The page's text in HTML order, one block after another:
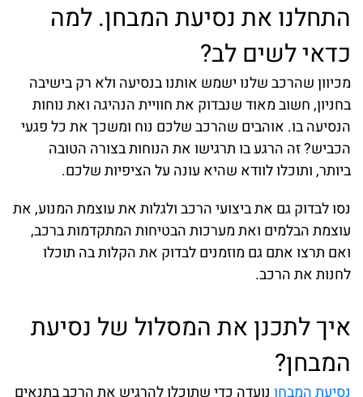
התחלנו את נסיעת המבחן. למה
כדאי לשים לב?
מכיוון שהרכב שלנו ישמש אותנו בנסיעה ולא רק בישיבה
בחניון, חשוב מאוד שנבדוק את חוויית הנהיגה ואת נוחות
הנסיעה בו. אוהבים שהרכב שלכם נוח ומשכך את כל פגעי
הכביש? זה הרגע בו תרגישו את הנוחות בצורה הטובה
ביותר, ותוכלו לוודא שהיא עונה על הציפיות שלכם.
נסו לבדוק גם את ביצועי הרכב ולגלות את עוצמת המנוע, את
עוצמת הבלמים ואת מערכות הבטיחות המתקדמות ברכב,
ואם תרצו אתם גם מוזמנים לבדוק את הקלות בה תוכלו
לחנות את הרכב.
איך לתכנן את המסלול של נסיעת
המבחן?
נסיעת המבחן נועדה כדי שתוכלו להרגיש את הרכב בתנאים